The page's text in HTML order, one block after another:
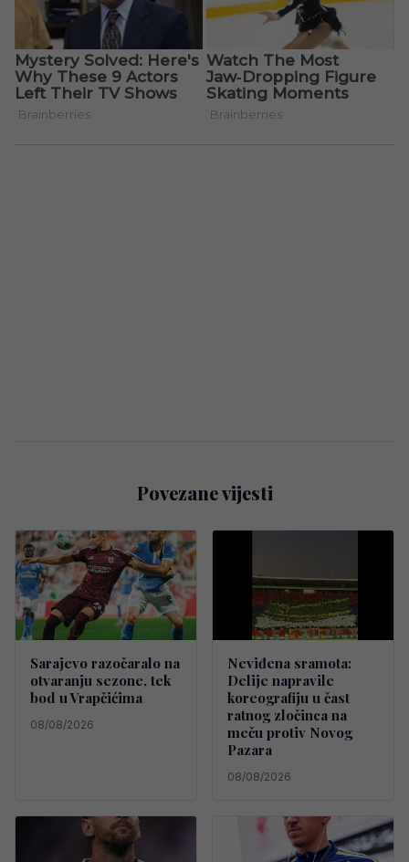
Povezane vijesti
Sarajevo razočaralo na
otvaranju sezone, tek
bod u Vrapčićima
08/08/2026
Neviđena sramota:
Delije napravile
koreografiju u čast
ratnog zločinca na
meču protiv Novog
Pazara
08/08/2026